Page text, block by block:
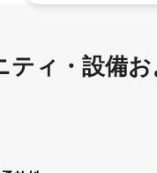
テ⁠ィ⁠・設⁠備⁠